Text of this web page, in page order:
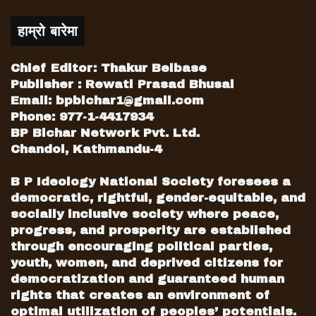
गरिन्छ । पौडेलको अर्को बलियो पाटो हो, स्वच्छ छवि ।
उनी लामो समय शक्ति र सत्तानजिक बसे पनि आर्थिक
विवादमा मुछिएनन् । अन्तरपार्टी समन्वय गर्न सक्ने,
राजनीतिक बहस गर्न सक्ने नेताका रूपमा चिनिन्छन् उनी
।
पौडेलले पनि केन्द्रमा ‘पावर’ र ‘पहुँच’का आधारमा
निर्वाचनमा टिकट दिनेदेखि अरू गतिविधिमा जोशीलाई
एउटै गुटका भए पनि यी दुई नेताबीचको सम्बन्ध चिनजान
भएको ५० वर्षसम्म पनि सौहार्द हुन सकेन । एउटालाई
केन्द्रमा पहुँच भएको र अर्कोलाई जिल्लामा बसेर मिहिनेत
गरेको इगोले नजिक हुन दिएन । त्यसैले जोशीलाई
केन्द्रमा र पौडेललाई जिल्लामा एक–अर्कालाई जित्न
नसकेको नेताका रूपमा लिइन्छ ।
हाम्रो बारेमा
Chief Editor: Thakur Belbase
Publisher : Rewati Prasad Bhusal
Email: bpbichar1@gmail.com
Phone: 977-1-4417934
BP Bichar Network Pvt. Ltd.
Chandol, Kathmandu-4
B P Ideology National Society foresees a
democratic, rightful, gender-equitable, and
socially inclusive society where peace,
progress, and prosperity are established
through encouraging political parties,
youth, women, and deprived citizens for
democratization and guaranteed human
rights that creates an environment of
optimal utilization of peoples’ potentials.